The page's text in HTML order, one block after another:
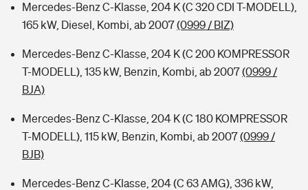
Mercedes-Benz C-Klasse, 204 K (C 320 CDI T-MODELL),
165 kW, Diesel, Kombi, ab 2007(0999 / BIZ)
Mercedes-Benz C-Klasse, 204 K (C 200 KOMPRESSOR
T-MODELL), 135 kW, Benzin, Kombi, ab 2007(0999 /
BJA)
Mercedes-Benz C-Klasse, 204 K (C 180 KOMPRESSOR
T-MODELL), 115 kW, Benzin, Kombi, ab 2007(0999 /
BJB)
Mercedes-Benz C-Klasse, 204 (C 63 AMG), 336 kW,